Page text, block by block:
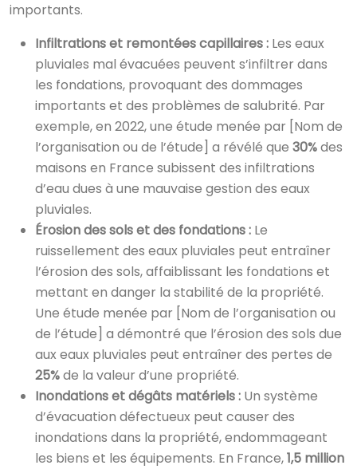
importants.
Infiltrations et remontées capillaires : Les eaux
pluviales mal évacuées peuvent s’infiltrer dans
les fondations, provoquant des dommages
importants et des problèmes de salubrité. Par
exemple, en 2022, une étude menée par [Nom de
l’organisation ou de l’étude] a révélé que 30%des
maisons en France subissent des infiltrations
d’eau dues à une mauvaise gestion des eaux
pluviales.
Érosion des sols et des fondations : Le
ruissellement des eaux pluviales peut entraîner
l’érosion des sols, affaiblissant les fondations et
mettant en danger la stabilité de la propriété.
Une étude menée par [Nom de l’organisation ou
de l’étude] a démontré que l’érosion des sols due
aux eaux pluviales peut entraîner des pertes de
25%de la valeur d’une propriété.
Inondations et dégâts matériels : Un système
d’évacuation défectueux peut causer des
inondations dans la propriété, endommageant
les biens et les équipements. En France,1,5 million